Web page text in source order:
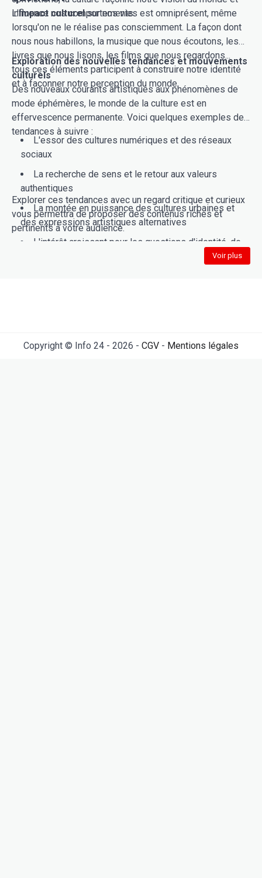
influence nos comportements.
L'Impact culturelsur nos vies est omniprésent, même
lorsqu'on ne le réalise pas consciemment. La façon dont
nous nous habillons, la musique que nous écoutons, les
livres que nous lisons, les films que nous regardons...
tous ces éléments participent à construire notre identité
et à façonner notre perception du monde.
Exploration des nouvelles tendances et mouvements
culturels
Des nouveaux courants artistiques aux phénomènes de
mode éphémères, le monde de la culture est en
effervescence permanente. Voici quelques exemples de
tendances à suivre :
L'essor des cultures numériques et des réseaux
sociaux
La recherche de sens et le retour aux valeurs
authentiques
La montée en puissance des cultures urbaines et
des expressions artistiques alternatives
L'intérêt croissant pour les questions d'identité, de
Explorer ces tendances avec un regard critique et curieux
vous permettra de proposer des contenus riches et
pertinents à votre audience.
Voir plus
Copyright © Info 24 - 2026 - CGV - Mentions légales